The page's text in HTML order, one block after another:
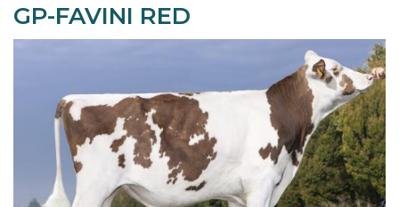
GP-FAVINI RED